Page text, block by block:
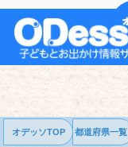
オデッソTOP 都道府県一覧